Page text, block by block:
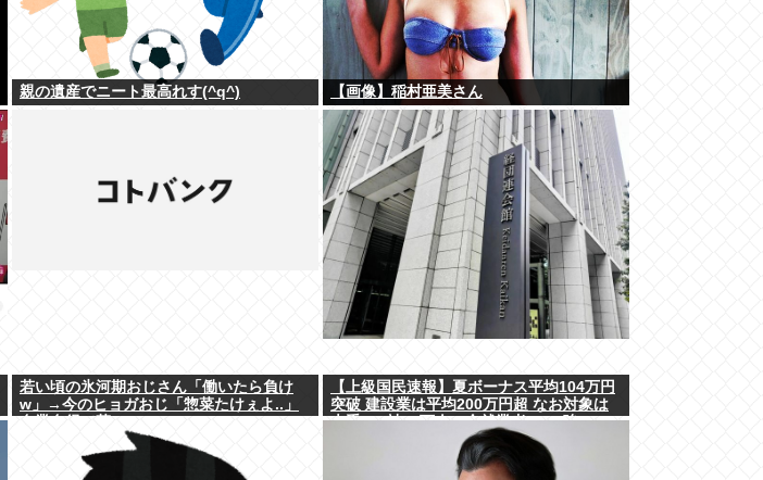
親の遺産でニート最高れす(^q^) 【画像】稲村亜美さん
若い頃の氷河期おじさん「働いたら負け
w」→今のヒョガおじ「惣菜たけぇよ..」
【上級国民速報】夏ボーナス平均104万円
突破 建設業は平均200万円超 なお対象は
大手163社93万人、全就業者の1%強